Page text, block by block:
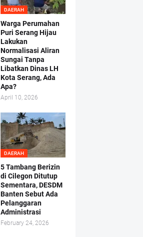
DAERAH
Warga Perumahan
Puri Serang Hijau
Lakukan
Normalisasi Aliran
Sungai Tanpa
Libatkan Dinas LH
Kota Serang, Ada
Apa?
April 10, 2026
DAERAH
5 Tambang Berizin
di Cilegon Ditutup
Sementara, DESDM
Banten Sebut Ada
Pelanggaran
Administrasi
February 24, 2026